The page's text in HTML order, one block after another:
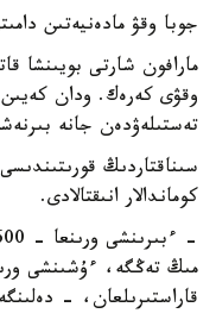
جوبا وقۋ مادەنيەتىن
وقۋى كەرەك. ودان كەيىن
تەستىلەۋدەن جانە
سىناقتاردىڭ
كوماندالار انىقتالادى.
قاراستىرىلعان، -